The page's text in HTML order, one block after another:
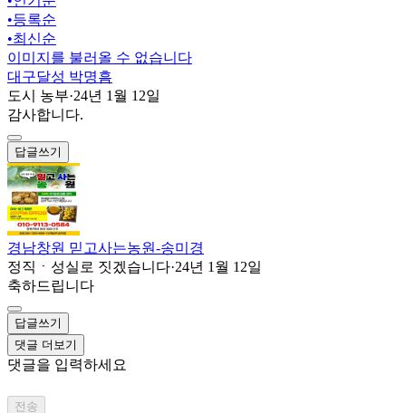
•등록순
•최신순
이미지를 불러올 수 없습니다
대구달성 박명흠
도시 농부·24년 1월 12일
감사합니다.
답글쓰기
경남창원 믿고사는농원-송미경
정직ㆍ성실로 짓겠습니다·24년 1월 12일
축하드립니다
답글쓰기
댓글 더보기
댓글을 입력하세요
전송